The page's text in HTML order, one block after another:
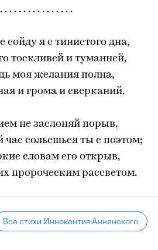
. . . . . . . . . . . . . . .
сойду я с тинистого дна,
тоскливей и туманней,
моя желания полна,
и грома и сверканий.
не заслоняй порыв,
час сольешься ты с поэтом;
словам его открыв,
пророческим рассветом.
Все стихи Иннокентия Анненского